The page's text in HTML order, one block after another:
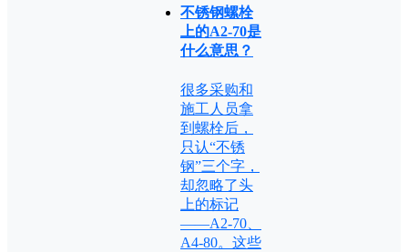
不锈钢螺栓
上的A2-70是
什么意思？
很多采购和
施工人员拿
到螺栓后，
只认“不锈
钢”三个字，
却忽略了头
上的标记
——A2-70、
A4-80。这些